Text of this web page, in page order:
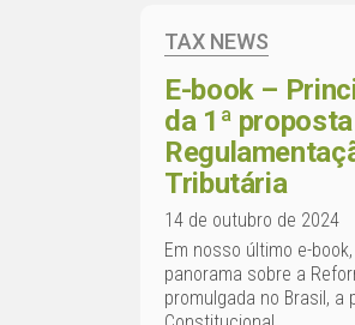
TAX NEWS
E-book –
da 1ª
Tributária
14 de outubro de 2024
Em nosso último e-
panorama sobre a
promulgada no Brasil, a